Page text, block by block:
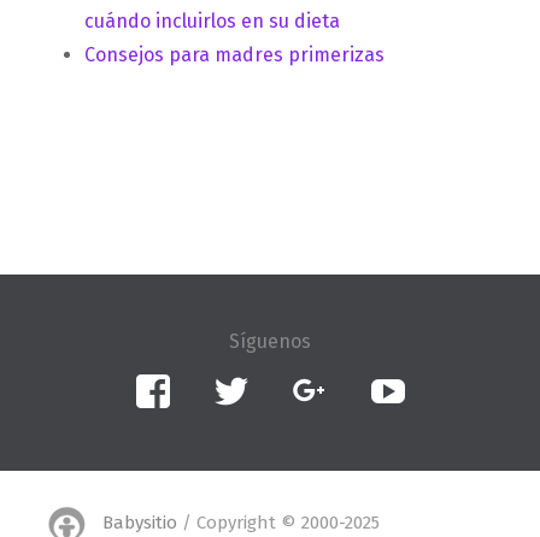
cuándo incluirlos en su dieta
Consejos para madres primerizas
Facebook Twitter Google+
Babysitio / Copyright © 2000-2025